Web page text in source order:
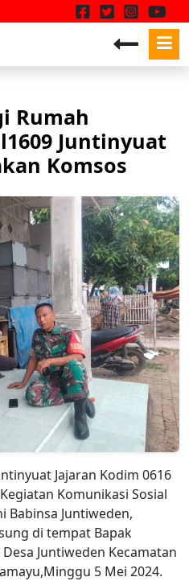
Rumah
Juntinyuat
Komsos
Jajaran Kodim 0616
Komunikasi Sosial
Babinsa Juntiweden,
di tempat Bapak
Juntiweden Kecamatan
5 Mei 2024.